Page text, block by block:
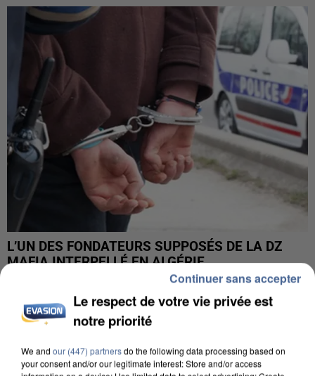
L’UN DES FONDATEURS SUPPOSÉS DE LA DZ
MAFIA INTERPELLÉ EN ALGÉRIE
Le respect de votre vie privée est
notre priorité
We and our (447) partnersdo the following data processing based on
your consent and/or our legitimate interest: Store and/or access
Continuer sans accepter